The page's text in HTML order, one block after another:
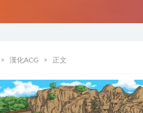
漢化ACG 正文